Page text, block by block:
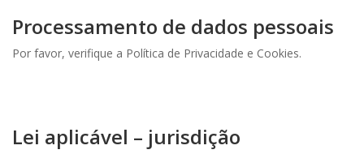
Processamento de dados pessoais
Por favor, verifique a Política de Privacidade e Cookies.
Lei aplicável – jurisdição